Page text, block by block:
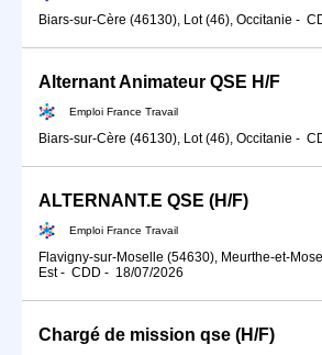
Biars-sur-Cère (46130), Lot (46), Occitanie -
Alternant Animateur QSE H/F
Emploi France Travail
Biars-sur-Cère (46130), Lot (46), Occitanie -
ALTERNANT.E QSE (H/F)
Emploi France Travail
Flavigny-sur-Moselle (54630), Meurthe-et-
Est- CDD - 18/07/2026
Chargé de mission qse (H/F)